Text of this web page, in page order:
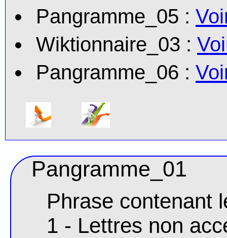
Pangramme_05 :
Wiktionnaire_03 :
Pangramme_06 :
Pangramme_01
Phrase contenant
1 - Lettres non